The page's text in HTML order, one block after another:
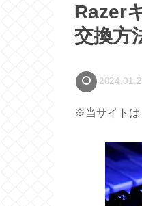
Razer
交換方
※当サイトは